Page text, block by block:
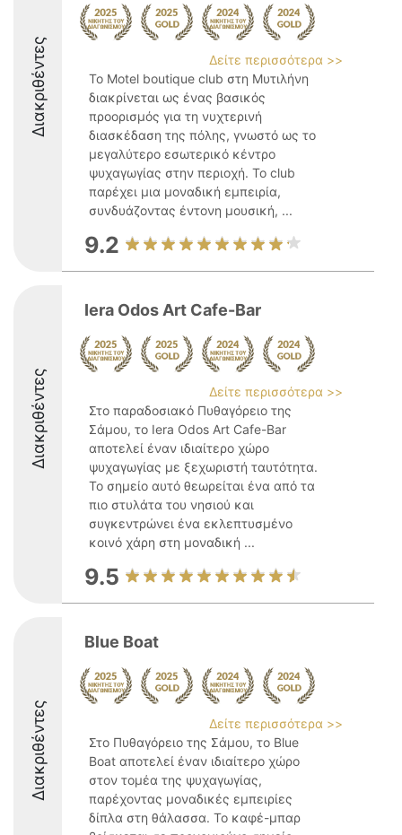
Διακριθέντες
Δείτε περισσότερα >>
Το Motel boutique club στη Μυτιλήνη
διακρίνεται ως ένας βασικός
προορισμός για τη νυχτερινή
διασκέδαση της πόλης, γνωστό ως το
μεγαλύτερο εσωτερικό κέντρο
ψυχαγωγίας στην περιοχή. Το club
παρέχει μια μοναδική εμπειρία,
συνδυάζοντας έντονη μουσική, ...
9.2
Διακριθέντες
Iera Odos Art Cafe-Bar
Δείτε περισσότερα >>
Στο παραδοσιακό Πυθαγόρειο της
Σάμου, το Iera Odos Art Cafe-Bar
αποτελεί έναν ιδιαίτερο χώρο
ψυχαγωγίας με ξεχωριστή ταυτότητα.
Το σημείο αυτό θεωρείται ένα από τα
πιο στυλάτα του νησιού και
συγκεντρώνει ένα εκλεπτυσμένο
κοινό χάρη στη μοναδική ...
9.5
Διακριθέντες
Blue Boat
Δείτε περισσότερα >>
Στο Πυθαγόρειο της Σάμου, το Blue
Boat αποτελεί έναν ιδιαίτερο χώρο
στον τομέα της ψυχαγωγίας,
παρέχοντας μοναδικές εμπειρίες
δίπλα στη θάλασσα. Το καφέ-μπαρ